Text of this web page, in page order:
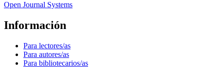
Open Journal Systems
Información
Para lectores/as
Para autores/as
Para bibliotecarios/as